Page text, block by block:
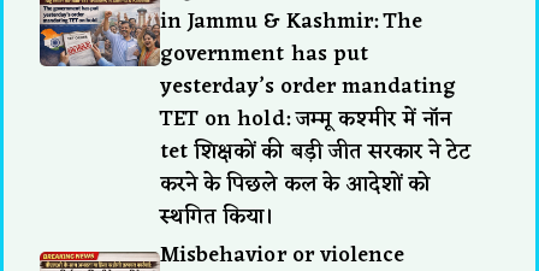
in Jammu & Kashmir: The
government has put
yesterday’s order mandating
TET on hold: जम्मू कश्मीर में नॉन
tet शिक्षकों की बड़ी जीत सरकार ने टेट
करने के पिछले कल के आदेशों को
स्थगित किया।
Misbehavior or violence